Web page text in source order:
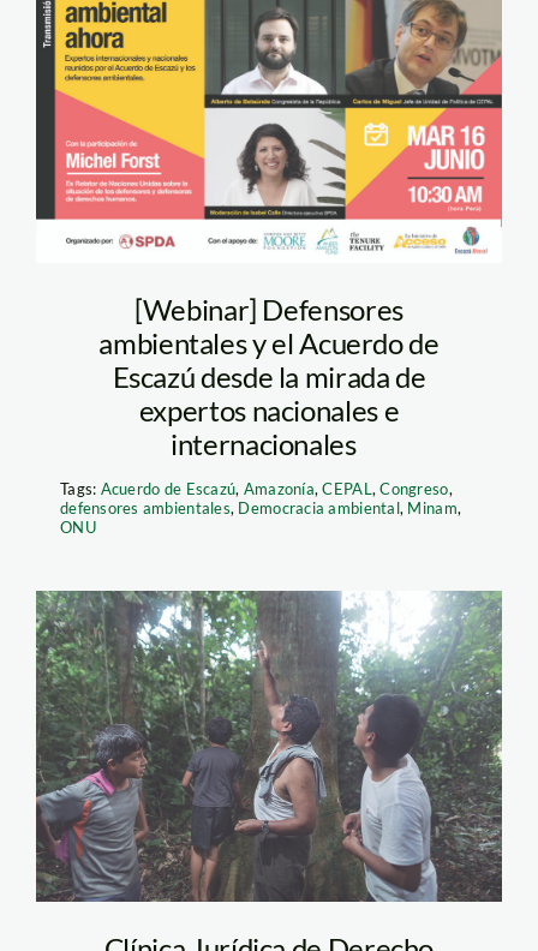
ahora_SPDA_Flyer
[Webinar] Defensores
ambientales y el Acuerdo de
Escazú desde la mirada de
expertos nacionales e
internacionales
Tags: Acuerdo de Escazú, Amazonía,CEPAL,Congreso,
defensores ambientales, Democracia ambiental, Minam,
ONU
Defensores
Ambientales-SPDA-4